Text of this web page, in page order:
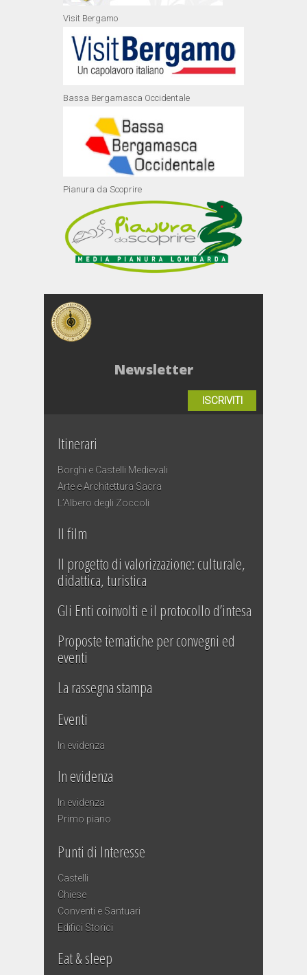
Visit Bergamo
Bassa Bergamasca Occidentale
Pianura da Scoprire
Newsletter
ISCRIVITI
Itinerari
Borghi e Castelli Medievali
Arte e Architettura Sacra
L’Albero degli Zoccoli
Il film
Il progetto di valorizzazione: culturale,
didattica, turistica
Gli Enti coinvolti e il protocollo d’intesa
Proposte tematiche per convegni ed
eventi
La rassegna stampa
Eventi
In evidenza
In evidenza
In evidenza
Primo piano
Punti di Interesse
Castelli
Chiese
Conventi e Santuari
Edifici Storici
Eat & sleep